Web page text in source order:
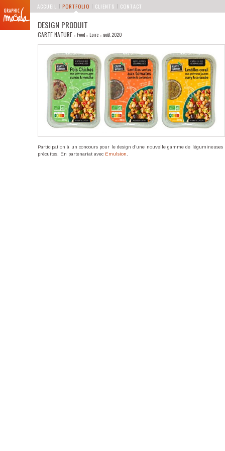
MENU PRINCIPAL
Aller au contenu principal
Aller au contenu secondaire
ACCUEIL PORTFOLIO CLIENTS CONTACT
DESIGN PRODUIT
CARTE NATURE Food Loire août 2020
Participation à un concours pour le design d’une nouvelle gamme de légumineuses
précuites. En partenariat avec Emulsion